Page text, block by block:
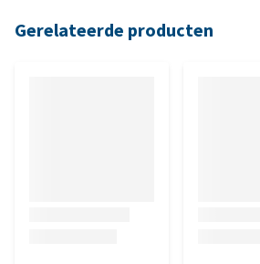
Gerelateerde producten